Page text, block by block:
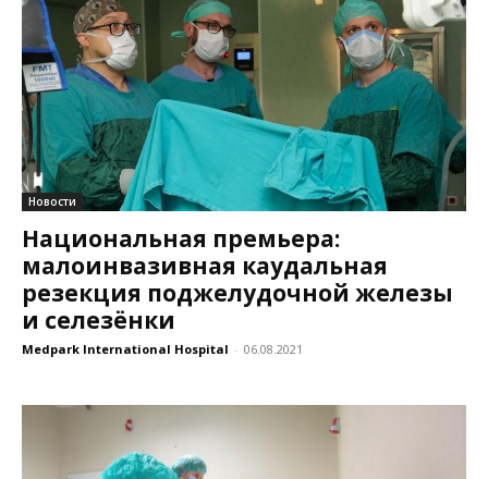
Новости
Национальная премьера:
малоинвазивная каудальная
резекция поджелудочной железы
и селезёнки
Medpark International Hospital - 06.08.2021